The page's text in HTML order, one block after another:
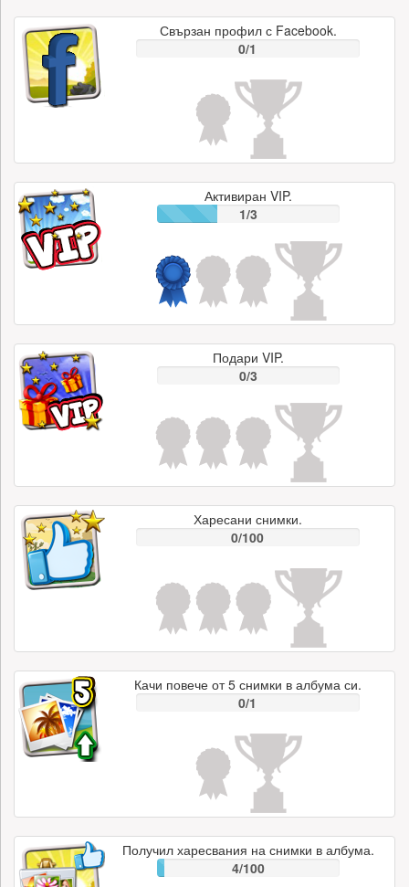
Свързан профил с Facebook.
0/1
Активиран VIP.
1/3
Подари VIP.
0/3
Харесани снимки.
0/100
Качи повече от 5 снимки в албума си.
0/1
Получил харесвания на снимки в албума.
4/100